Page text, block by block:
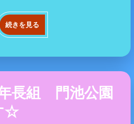
続きを見る
長組 門池公園
☆